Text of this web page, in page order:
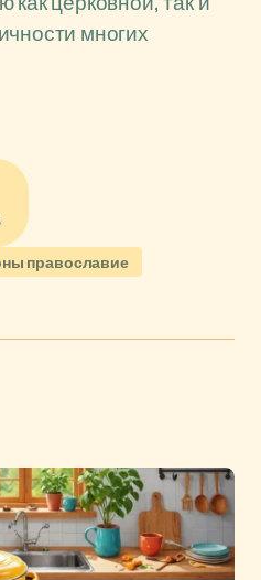
многих
православие